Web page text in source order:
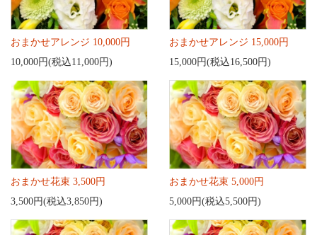
おまかせアレンジ 10,000円
10,000円(税込11,000円)
おまかせアレンジ 15,000円
15,000円(税込16,500円)
おまかせ花束 3,500円
3,500円(税込3,850円)
おまかせ花束 5,000円
5,000円(税込5,500円)